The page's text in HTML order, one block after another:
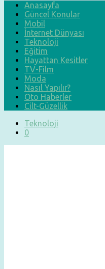
Anasayfa
Güncel Konular
Mobil
İnternet Dünyası
Teknoloji
Eğitim
Hayattan Kesitler
TV-Film
Moda
Nasıl Yapılır?
Oto Haberler
Cilt-Güzellik
Teknoloji
0